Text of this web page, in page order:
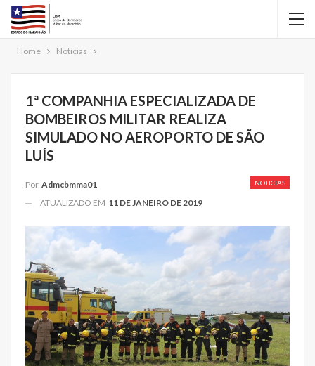
Home Noticias
1ª COMPANHIA ESPECIALIZADA DE
BOMBEIROS MILITAR REALIZA
SIMULADO NO AEROPORTO DE SÃO
LUÍS
NOTICIAS
Por Admcbmma01
ATUALIZADO EM 11 DE JANEIRO DE 2019